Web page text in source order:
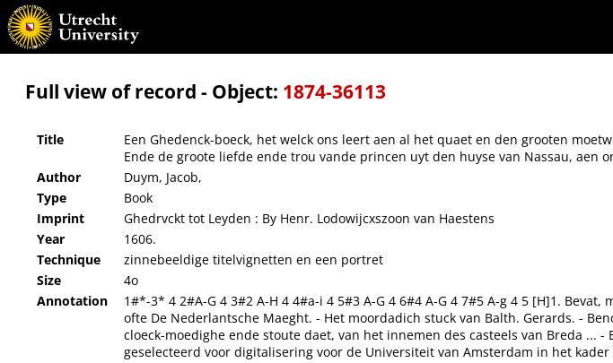
Een Ghedenck-boeck, het welck ons leert aen al het quaet en den grooten moetwil van de Spaingnaerden en haren aenhanck ons
onthouden. : Speel-wijs in dicht ghestelt
Full view of record - Object: 1874-36113
Title
Een Ghedenck-boeck, het welck ons leert aen al het quaet en den grooten
Ende de groote liefde ende trou vande princen uyt den huyse van Nassau,
Author Duym, Jacob,
Type
Book
Imprint
Ghedrvckt tot Leyden : By Henr. Lodowijcxszoon van Haestens
Year
1606.
Technique
zinnebeeldige titelvignetten en een portret
Size
4o
Annotation
1#*-3* 4 2#A-G 4 3#2 A-H 4 4#a-i 4 5#3 A-G 4 6#4 A-G 4 7#5 A-g 4 5 [H]1.
ofte De Nederlantsche Maeght. - Het moordadich stuck van Balth. Gerards. -
cloeck-moedighe ende stoute daet, van het innemen des casteels van Breda ...
geselecteerd voor digitalisering voor de Universiteit van Amsterdam in het kader